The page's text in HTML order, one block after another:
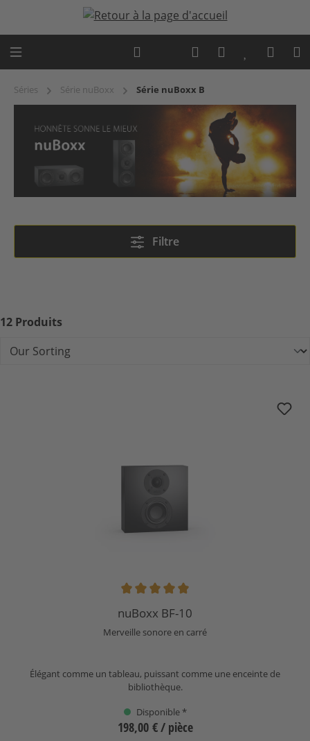
Passer au contenu principal
Expert advice
Séries Série nuBoxx Série nuBoxx B
Série nuBoxx B
Filtre
12 Produits
Note moyenne de 5 sur 5 étoiles
nuBoxx BF-10
Merveille sonore en carré
Élégant comme un tableau, puissant comme une enceinte de
bibliothèque.
Disponible *
198,00 €/ pièce